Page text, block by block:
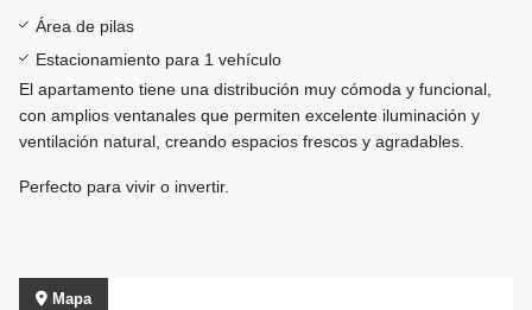
Área de pilas
Estacionamiento para 1 vehículo
El apartamento tiene una distribución muy cómoda y funcional,
con amplios ventanales que permiten excelente iluminación y
ventilación natural, creando espacios frescos y agradables.
Perfecto para vivir o invertir.
Mapa